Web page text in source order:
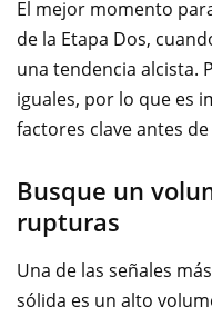
El mejor momento
de la Etapa Dos,
una tendencia alcista.
iguales, por lo que es
factores clave antes
Busque un
rupturas
Una de las señales
sólida es un alto